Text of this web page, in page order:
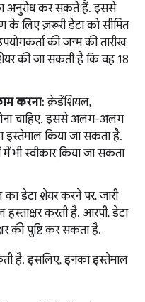
अनुरोध कर सकते हैं. इससे
के लिए ज़रूरी डेटा को सीमित
की जन्म की तारीख
की जा सकती है कि वह 18
करना: क्रेडेंशियल,
होना चाहिए. इससे अलग-अलग
इस्तेमाल किया जा सकता है.
भी स्वीकार किया जा सकता
का डेटा शेयर करने पर, जारी
करती है. आरपी, डेटा
की पुष्टि कर सकता है.
है. इसलिए, इनका इस्तेमाल